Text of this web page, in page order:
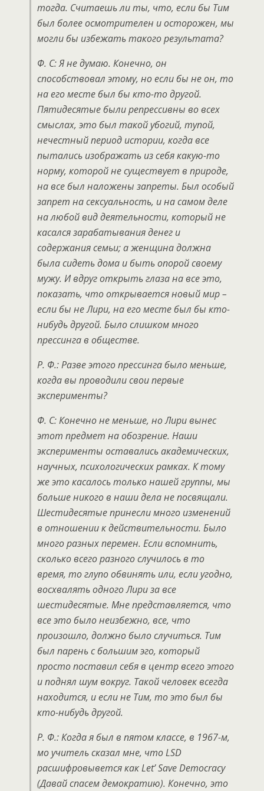
тогда. Считаешь ли ты, что, если бы Тим
был более осмотрителен и осторожен, мы
могли бы избежать такого результата?
Ф. С: Я не думаю. Конечно, он
способствовал этому, но если бы не он, то
на его месте был бы кто-то другой.
Пятидесятые были репрессивны во всех
смыслах, это был такой убогий, тупой,
нечестный период истории, когда все
пытались изображать из себя какую-то
норму, которой не существует в природе,
на все был наложены запреты. Был особый
запрет на сексуальность, и на самом деле
на любой вид деятельности, который не
касался зарабатывания денег и
содержания семьи; а женщина должна
была сидеть дома и быть опорой своему
мужу. И вдруг открыть глаза на все это,
показать, что открывается новый мир –
если бы не Лири, на его месте был бы кто-
нибудь другой. Было слишком много
прессинга в обществе.
Р. Ф.: Разве этого прессинга было меньше,
когда вы проводили свои первые
эксперименты?
Ф. С: Конечно не меньше, но Лири вынес
этот предмет на обозрение. Наши
эксперименты оставались академических,
научных, психологических рамках. К тому
же это касалось только нашей группы, мы
больше никого в наши дела не посвящали.
Шестидесятые принесли много изменений
в отношении к действительности. Было
много разных перемен. Если вспомнить,
сколько всего разного случилось в то
время, то глупо обвинять или, если угодно,
восхвалять одного Лири за все
шестидесятые. Мне представляется, что
все это было неизбежно, все, что
произошло, должно было случиться. Тим
был парень с большим эго, который
просто поставил себя в центр всего этого
и поднял шум вокруг. Такой человек всегда
находится, и если не Тим, то это был бы
кто-нибудь другой.
Р. Ф.: Когда я был в пятом классе, в 1967-м,
мо учитель сказал мне, что LSD
расшифровывется как Let’ Save Democracy
(Давай спасем демократию). Конечно, это